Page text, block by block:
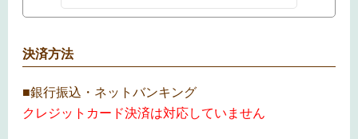
決済方法
■銀行振込・ネットバンキング
クレジットカード決済は対応していません